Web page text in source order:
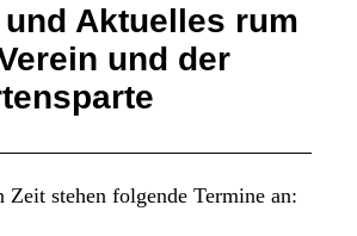
Aktuelles rum
und der
Zeit stehen folgende Termine an: